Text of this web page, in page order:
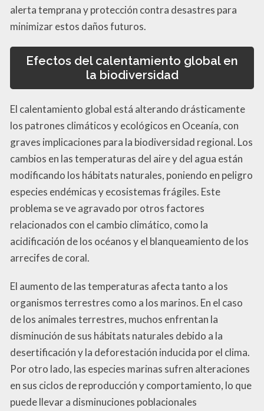
alerta temprana y protección contra desastres para
minimizar estos daños futuros.
Efectos del calentamiento global en
la biodiversidad
El calentamiento global está alterando drásticamente
los patrones climáticos y ecológicos en Oceanía, con
graves implicaciones para la biodiversidad regional. Los
cambios en las temperaturas del aire y del agua están
modificando los hábitats naturales, poniendo en peligro
especies endémicas y ecosistemas frágiles. Este
problema se ve agravado por otros factores
relacionados con el cambio climático, como la
acidificación de los océanos y el blanqueamiento de los
arrecifes de coral.
El aumento de las temperaturas afecta tanto a los
organismos terrestres como a los marinos. En el caso
de los animales terrestres, muchos enfrentan la
disminución de sus hábitats naturales debido a la
desertificación y la deforestación inducida por el clima.
Por otro lado, las especies marinas sufren alteraciones
en sus ciclos de reproducción y comportamiento, lo que
puede llevar a disminuciones poblacionales